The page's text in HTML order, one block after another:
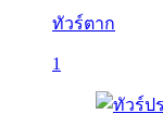
ทัวร์ตาก
1